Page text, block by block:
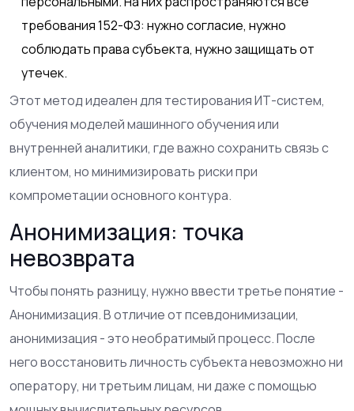
требования 152-ФЗ: нужно согласие, нужно
соблюдать права субъекта, нужно защищать от
утечек.
Этот метод идеален для тестирования ИТ-систем,
обучения моделей машинного обучения или
внутренней аналитики, где важно сохранить связь с
клиентом, но минимизировать риски при
компрометации основного контура.
Анонимизация: точка
невозврата
Чтобы понять разницу, нужно ввести третье понятие -
Анонимизация. В отличие от псевдонимизации,
анонимизация - это необратимый процесс. После
него восстановить личность субъекта невозможно ни
оператору, ни третьим лицам, ни даже с помощью